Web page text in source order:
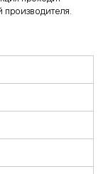
производителя.